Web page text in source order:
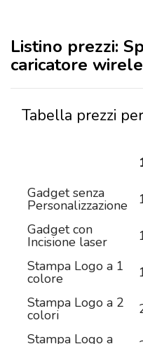
Listino prezzi:
caricatore
Tabella prezzi
Gadget senza
Personalizzazione
Gadget con
Incisione laser
Stampa Logo a 1
colore
Stampa Logo a 2
colori
Stampa Logo a